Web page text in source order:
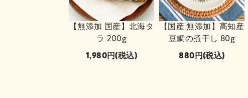
【無添加 国産】北海タ
ラ 200g
1,980 (税込)
【国産 無添加】高知産
豆鯛の煮干し 80g
880 (税込)